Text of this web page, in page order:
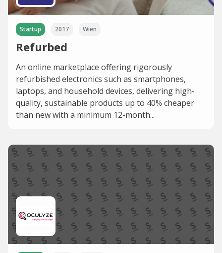
Startup 2017 Wien
Refurbed
An online marketplace offering rigorously
refurbished electronics such as smartphones,
laptops, and household devices, delivering high-
quality, sustainable products up to 40% cheaper
than new with a minimum 12-month...